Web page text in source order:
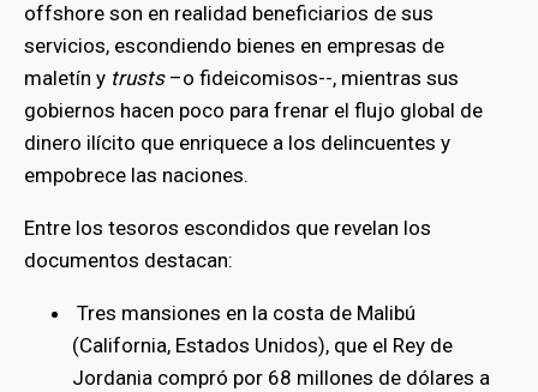
offshore son en realidad beneficiarios de sus
servicios, escondiendo bienes en empresas de
maletín y trusts –o fideicomisos--, mientras sus
gobiernos hacen poco para frenar el flujo global de
dinero ilícito que enriquece a los delincuentes y
empobrece las naciones.
Entre los tesoros escondidos que revelan los
documentos destacan:
Tres mansiones en la costa de Malibú
(California, Estados Unidos), que el Rey de
Jordania compró por 68 millones de dólares a